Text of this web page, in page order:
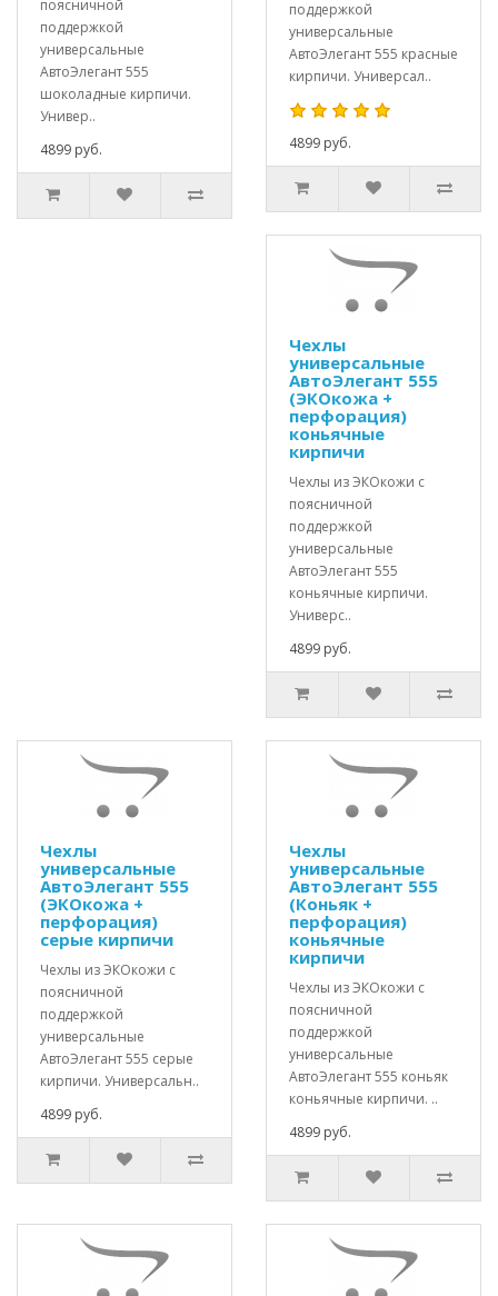
поясничной
поддержкой
универсальные
АвтоЭлегант 555
шоколадные кирпичи.
Универ..
4899 руб.
поддержкой
универсальные
АвтоЭлегант 555 красные
кирпичи. Универсал..
4899 руб.
Чехлы
универсальные
АвтоЭлегант 555
(ЭКОкожа +
перфорация)
коньячные
кирпичи
Чехлы из ЭКОкожи с
поясничной
поддержкой
универсальные
АвтоЭлегант 555
коньячные кирпичи.
Универс..
4899 руб.
Чехлы
универсальные
АвтоЭлегант 555
(ЭКОкожа +
перфорация)
серые кирпичи
Чехлы из ЭКОкожи с
поясничной
поддержкой
универсальные
АвтоЭлегант 555 серые
кирпичи. Универсальн..
4899 руб.
Чехлы
универсальные
АвтоЭлегант 555
(Коньяк +
перфорация)
коньячные
кирпичи
Чехлы из ЭКОкожи с
поясничной
поддержкой
универсальные
АвтоЭлегант 555 коньяк
коньячные кирпичи. ..
4899 руб.